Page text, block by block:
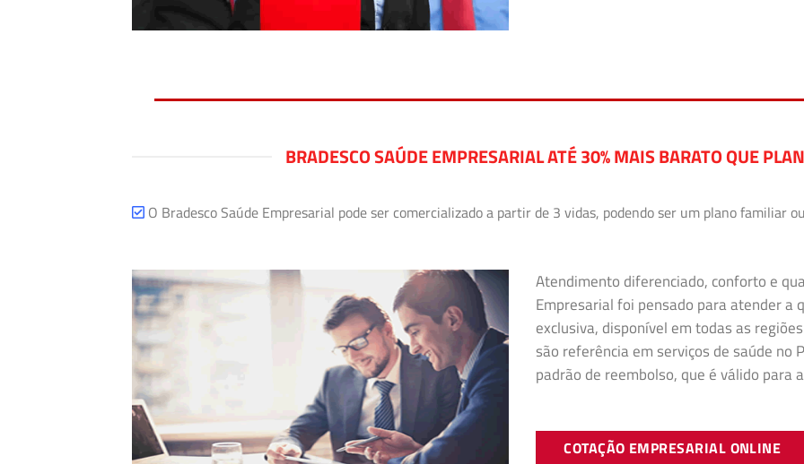
BRADESCO SAÚDE EMPRESARIAL ATÉ 30% MAIS BARATO QUE
O Bradesco Saúde Empresarial pode ser comercializado a partir de 3 vidas, podendo ser um plano familiar
Atendimento diferenciado, conforto e
Empresarial foi pensado para atender a
exclusiva, disponível em todas as
são referência em serviços de saúde no
padrão de reembolso, que é válido para
COTAÇÃO EMPRESARIAL ONLINE